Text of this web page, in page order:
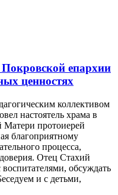
епархии
ценностях
коллективом
настоятель храма в
Матери протоиерей
благоприятному
процесса,
Отец Стахий
обсуждать
и с детьми,